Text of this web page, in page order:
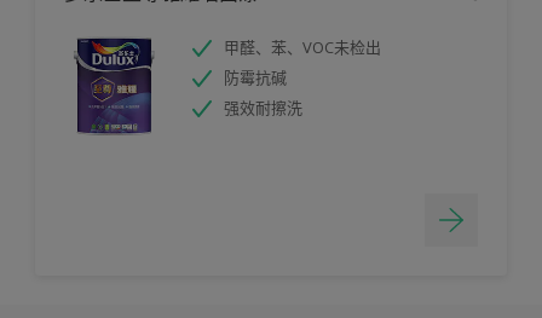
甲醛、苯、VOC未检出
防霉抗碱
强效耐擦洗